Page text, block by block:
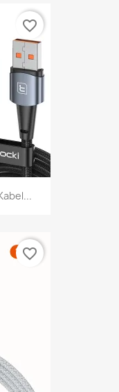
favorite_border
favorite_border